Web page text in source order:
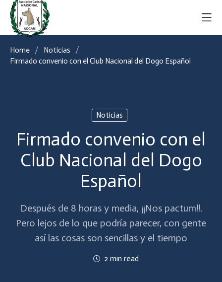
Home
Noticias
Firmado convenio con el Club Nacional del Dogo Español
Noticias
Firmado convenio con el
Club Nacional del Dogo
Español
Después de 8 horas y media, ¡¡Nos pactum!!.
Pero lejos de lo que podría parecer, con gente
así las cosas son sencillas y el tiempo
2 min read